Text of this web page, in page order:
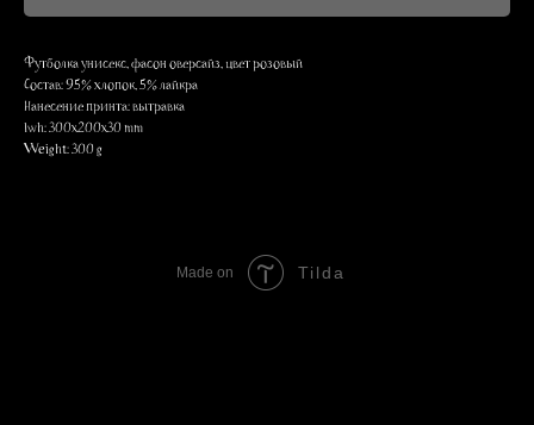
Футболка унисекс, фасон оверсайз, цвет розовый
Состав: 95% хлопок, 5% лайкра
Нанесение принта: вытравка
lwh: 300x200x30 mm
Weight: 300 g
Made on Tilda